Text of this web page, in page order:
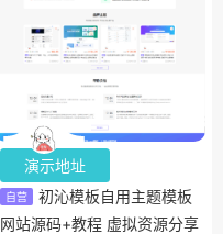
演示地址
自营
初沁模板自用主题模板
网站源码+教程 虚拟资源分享